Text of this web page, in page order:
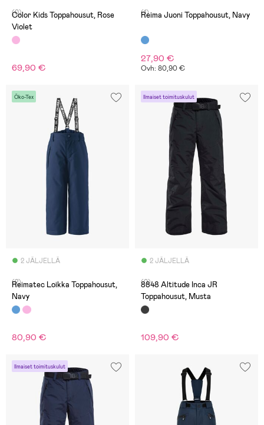
(0)
Color Kids Toppahousut, Rose
Violet
69,90 €
(1)
Reima Juoni Toppahousut, Navy
27,90 €
Ovh: 80,90 €
Öko-Tex
2 JÄLJELLÄ
(2)
Reimatec Loikka Toppahousut,
Navy
80,90 €
Ilmaiset toimituskulut
2 JÄLJELLÄ
(0)
8848 Altitude Inca JR
Toppahousut, Musta
109,90 €
Ilmaiset toimituskulut